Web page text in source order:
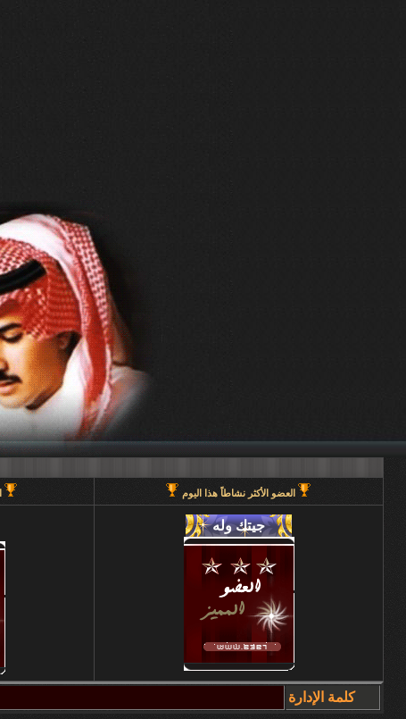
العضو الأكثر نشاطاً هذا اليوم
كلمة الإدارة